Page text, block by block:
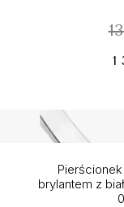
1
brylantem z